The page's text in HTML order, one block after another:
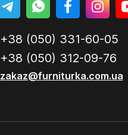
+38 (050) 331-60-05
+38 (050) 312-09-76
zakaz@furniturka.com.ua